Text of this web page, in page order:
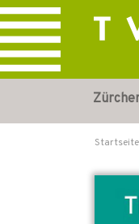
Startseite